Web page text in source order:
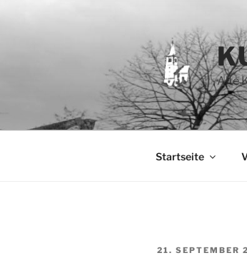
Alte
Startseite
AM
21. SEPTEMBER